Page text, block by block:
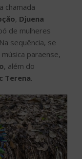
chamada
, Djuena
de mulheres
sequência, se
paraense,
, além do
Terena.